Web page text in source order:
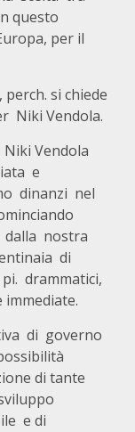
questo
per il
si chiede
Niki Vendola.
Vendola
e
dinanzi nel
nostra
di
drammatici,
di governo
di tante
e di